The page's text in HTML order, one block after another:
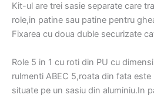
Kit-ul are trei sasie separate care
role,in patine sau patine pentru
Fixarea cu doua duble securizate
Role 5 in 1 cu roti din PU cu
rulmenti ABEC 5,roata din fata
situate pe un sasiu din aluminiu.In